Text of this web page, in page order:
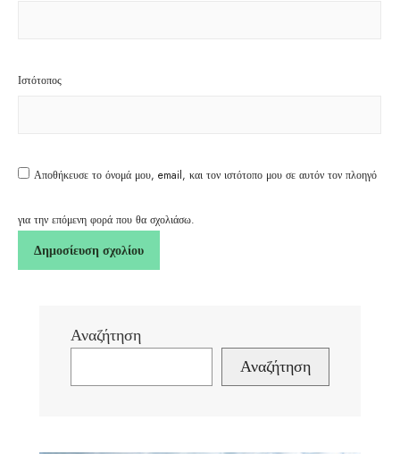
Ιστότοπος
Αποθήκευσε το όνομά μου, email, και τον ιστότοπο μου σε αυτόν τον πλοηγό
για την επόμενη φορά που θα σχολιάσω.
Αναζήτηση
Αναζήτηση